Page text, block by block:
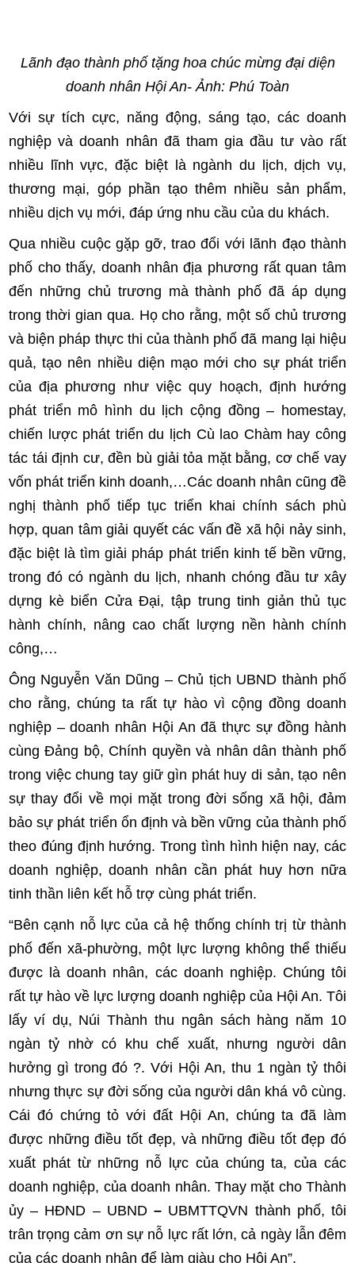
Lãnh đạo thành phố tặng hoa chúc mừng đại diện
doanh nhân Hội An- Ảnh: Phú Toàn
Với sự tích cực, năng động, sáng tạo, các doanh
nghiệp và doanh nhân đã tham gia đầu tư vào rất
nhiều lĩnh vực, đặc biệt là ngành du lịch, dịch vụ,
thương mại, góp phần tạo thêm nhiều sản phẩm,
nhiều dịch vụ mới, đáp ứng nhu cầu của du khách.
Qua nhiều cuộc gặp gỡ, trao đổi với lãnh đạo thành
phố cho thấy, doanh nhân địa phương rất quan tâm
đến những chủ trương mà thành phố đã áp dụng
trong thời gian qua. Họ cho rằng, một số chủ trương
và biện pháp thực thi của thành phố đã mang lại hiệu
quả, tạo nên nhiều diện mạo mới cho sự phát triển
của địa phương như việc quy hoạch, định hướng
phát triển mô hình du lịch cộng đồng – homestay,
chiến lược phát triển du lịch Cù lao Chàm hay công
tác tái định cư, đền bù giải tỏa mặt bằng, cơ chế vay
vốn phát triển kinh doanh,…Các doanh nhân cũng đề
nghị thành phố tiếp tục triển khai chính sách phù
hợp, quan tâm giải quyết các vấn đề xã hội nảy sinh,
đặc biệt là tìm giải pháp phát triển kinh tế bền vững,
trong đó có ngành du lịch, nhanh chóng đầu tư xây
dựng kè biển Cửa Đại, tập trung tinh giản thủ tục
hành chính, nâng cao chất lượng nền hành chính
công,…
Ông Nguyễn Văn Dũng – Chủ tịch UBND thành phố
cho rằng, chúng ta rất tự hào vì cộng đồng doanh
nghiệp – doanh nhân Hội An đã thực sự đồng hành
cùng Đảng bộ, Chính quyền và nhân dân thành phố
trong việc chung tay giữ gìn phát huy di sản, tạo nên
sự thay đổi về mọi mặt trong đời sống xã hội, đảm
bảo sự phát triển ổn định và bền vững của thành phố
theo đúng định hướng. Trong tình hình hiện nay, các
doanh nghiệp, doanh nhân cần phát huy hơn nữa
tinh thần liên kết hỗ trợ cùng phát triển.
“Bên cạnh nỗ lực của cả hệ thống chính trị từ thành
phố đến xã-phường, một lực lượng không thể thiếu
được là doanh nhân, các doanh nghiệp. Chúng tôi
rất tự hào về lực lượng doanh nghiệp của Hội An. Tôi
lấy ví dụ, Núi Thành thu ngân sách hàng năm 10
ngàn tỷ nhờ có khu chế xuất, nhưng người dân
hưởng gì trong đó ?. Với Hội An, thu 1 ngàn tỷ thôi
nhưng thực sự đời sống của người dân khá vô cùng.
Cái đó chứng tỏ với đất Hội An, chúng ta đã làm
được những điều tốt đẹp, và những điều tốt đẹp đó
xuất phát từ những nỗ lực của chúng ta, của các
doanh nghiệp, của doanh nhân. Thay mặt cho Thành
ủy – HĐND – UBND– UBMTTQVN thành phố, tôi
trân trọng cảm ơn sự nỗ lực rất lớn, cả ngày lẫn đêm
của các doanh nhân để làm giàu cho Hội An”.